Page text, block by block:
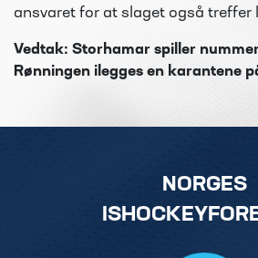
ansvaret for at slaget også treffer
Vedtak: Storhamar spiller
Rønningen ilegges en karantene
NORGES